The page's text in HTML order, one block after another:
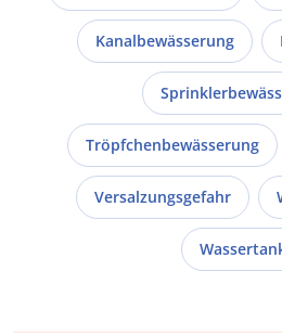
Kanalbewässerung
Tröpfchenbewässerung
Versalzungsgefahr